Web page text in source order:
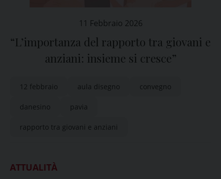
11 Febbraio 2026
“L’importanza del rapporto tra giovani e
anziani: insieme si cresce”
12 febbraio aula disegno convegno
danesino pavia
rapporto tra giovani e anziani
ATTUALITÀ